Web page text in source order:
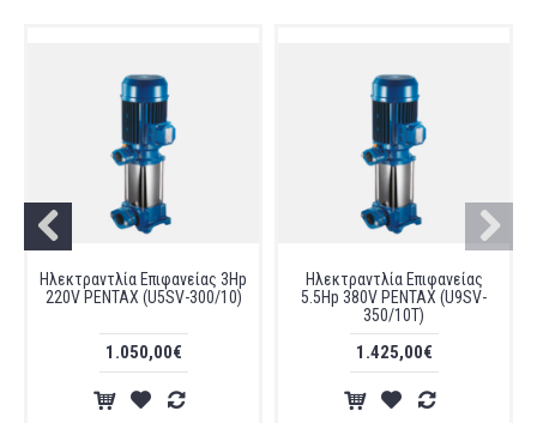
Ηλεκτραντλία Επιφανείας 3Hp
220V PENTAX (U5SV-300/10)
1.050,00€
Ηλεκτραντλία Επιφανείας
5.5Hp 380V PENTAX (U9SV-
350/10T)
1.425,00€